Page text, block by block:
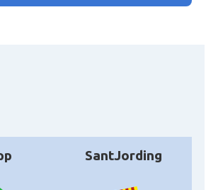
SantJording